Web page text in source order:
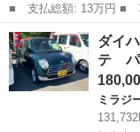
■ 支払総額: 13万円 ■ 車両本体価格： 125,000 円 ■ メーカー
名： ダイハツ ■ 車
Ｉ 片側パワースライ
グチェーン ■ ...
香川 坂出市 タ
ダイ
テ パ
ミラジ